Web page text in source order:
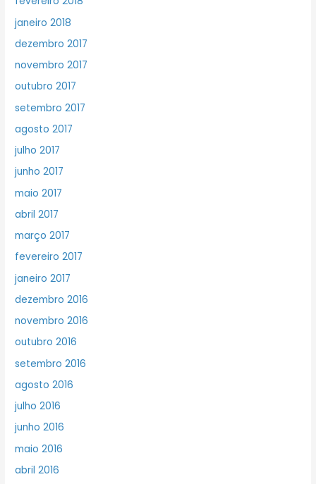
janeiro 2018
dezembro 2017
novembro 2017
outubro 2017
setembro 2017
agosto 2017
julho 2017
junho 2017
maio 2017
abril 2017
março 2017
fevereiro 2017
janeiro 2017
dezembro 2016
novembro 2016
outubro 2016
setembro 2016
agosto 2016
julho 2016
junho 2016
maio 2016
abril 2016